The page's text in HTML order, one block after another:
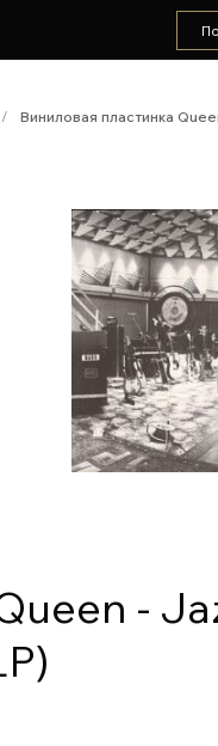
/ Виниловая пластинка
-